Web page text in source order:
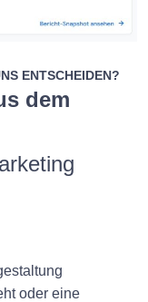
ENTSCHEIDEN?
dem
oder eine